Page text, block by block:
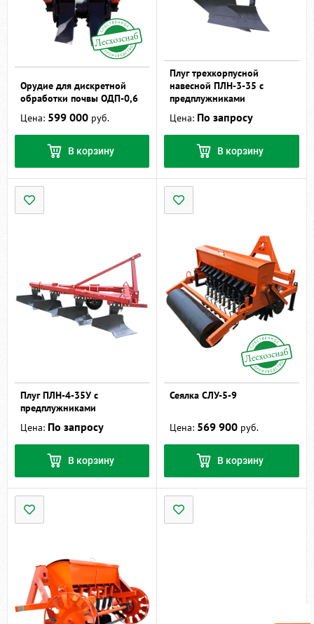
Орудие для дискретной
обработки почвы ОДП-0,6
Цена: 599 000 руб.
В корзину
Плуг трехкорпусной
навесной ПЛН-3-35 с
предплужниками
Цена: По запросу
В корзину
Плуг ПЛН-4-35У с
предплужниками
Цена: По запросу
В корзину
Сеялка СЛУ-5-9
Цена: 569 900 руб.
В корзину